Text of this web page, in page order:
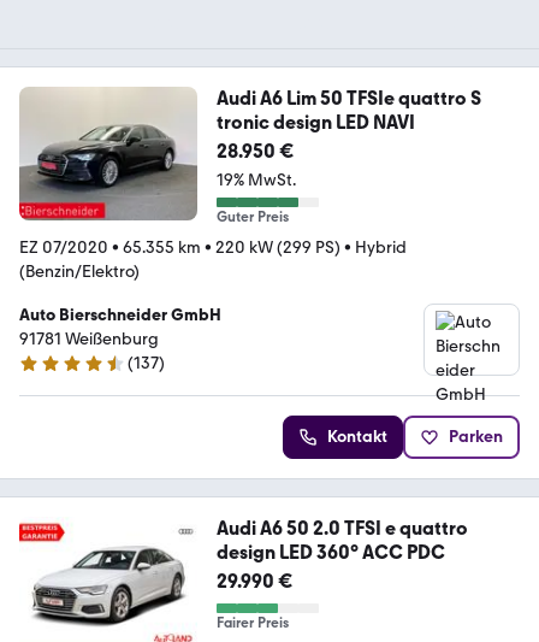
Audi A6 Lim 50 TFSIe quattro S
tronic design LED NAVI
28.950 €
19% MwSt.
Guter Preis
EZ 07/2020 • 65.355 km • 220 kW (299 PS) • Hybrid
(Benzin/Elektro)
Auto Bierschneider GmbH
91781 Weißenburg
4.7 Sterne
(137)
Kontakt Parken
Audi A6 50 2.0 TFSI e quattro
design LED 360° ACC PDC
29.990 €
Fairer Preis